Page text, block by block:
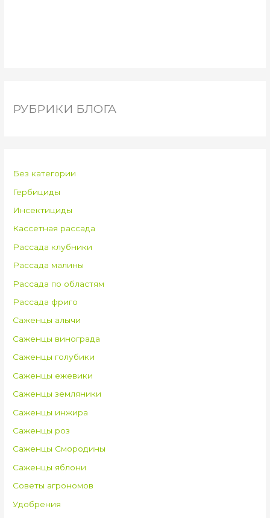
РУБРИКИ БЛОГА
Без категории
Гербициды
Инсектициды
Кассетная рассада
Рассада клубники
Рассада малины
Рассада по областям
Рассада фриго
Саженцы алычи
Саженцы винограда
Саженцы голубики
Саженцы ежевики
Саженцы земляники
Саженцы инжира
Саженцы роз
Саженцы Смородины
Саженцы яблони
Советы агрономов
Удобрения